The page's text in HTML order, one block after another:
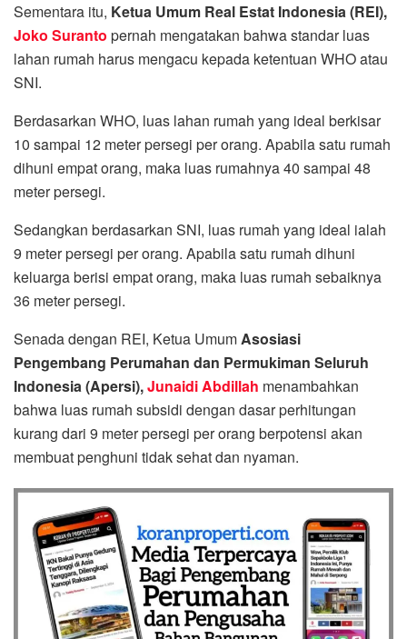
Sementara itu, Ketua Umum Real Estat Indonesia (REI),
Joko Suranto pernah mengatakan bahwa standar luas
lahan rumah harus mengacu kepada ketentuan WHO atau
SNI.
Berdasarkan WHO, luas lahan rumah yang ideal berkisar
10 sampai 12 meter persegi per orang. Apabila satu rumah
dihuni empat orang, maka luas rumahnya 40 sampai 48
meter persegi.
Sedangkan berdasarkan SNI, luas rumah yang ideal ialah
9 meter persegi per orang. Apabila satu rumah dihuni
keluarga berisi empat orang, maka luas rumah sebaiknya
36 meter persegi.
Senada dengan REI, Ketua UmumAsosiasi
Pengembang Perumahan dan Permukiman Seluruh
Indonesia (Apersi),Junaidi Abdillah menambahkan
bahwa luas rumah subsidi dengan dasar perhitungan
kurang dari 9 meter persegi per orang berpotensi akan
membuat penghuni tidak sehat dan nyaman.